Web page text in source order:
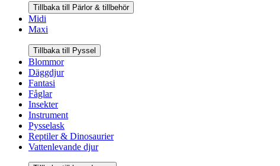
Tillbaka till Pärlor & tillbehör
Midi
Maxi
Tillbaka till Pyssel
Blommor
Däggdjur
Fantasi
Fåglar
Insekter
Instrument
Pysselask
Reptiler & Dinosaurier
Vattenlevande djur